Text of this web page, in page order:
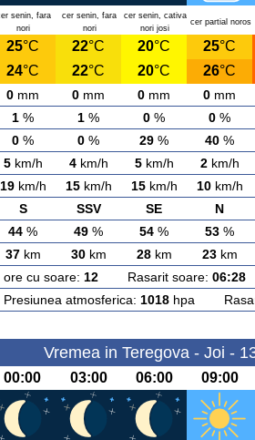
senin, fara
nori
cer senin, fara
nori
cer senin, cativa
nori josi
cer partial noros
25°C 22°C 20°C 25°C
24°C 22°C 20°C 26°C
0 mm 0 mm 0 mm 0 mm
1 % 1 % 0 % 0 %
0 % 0 % 29 % 40 %
5km/h 4km/h 5km/h 2km/h
19km/h 15km/h 15km/h 10km/h
S SSV SE N
44 % 49 % 54 % 53 %
37km 30km 28km 23km
ore cu soare: 12Rasarit soare: 06:28
atmosferica: 1018hpa
Vremea in Teregova - Joi -
00:00 03:00 06:00 09:00